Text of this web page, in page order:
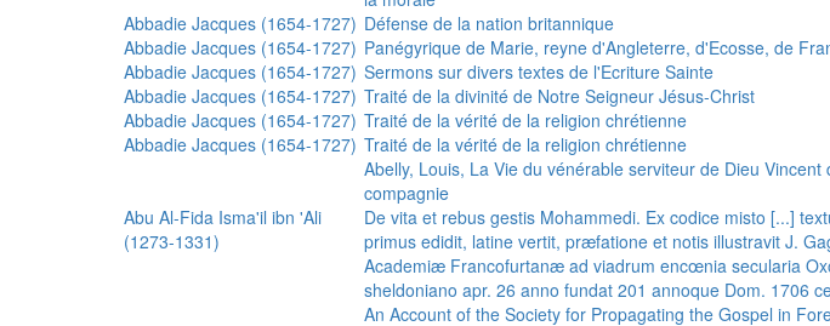
Abbadie Jacques (1654-1727) Défense de la nation britannique
Abbadie Jacques (1654-1727) Panégyrique de Marie, reyne d'Angleterre, d'Ecosse, de
Abbadie Jacques (1654-1727) Sermons sur divers textes de l'Ecriture Sainte
Abbadie Jacques (1654-1727) Traité de la divinité de Notre Seigneur Jésus-Christ
Abbadie Jacques (1654-1727) Traité de la vérité de la religion chrétienne
Abbadie Jacques (1654-1727) Traité de la vérité de la religion chrétienne
Abelly, Louis, La Vie du vénérable serviteur de Dieu Vincent
compagnie
Abu Al-Fida Isma'il ibn 'Ali
(1273-1331)
De vita et rebus gestis Mohammedi. Ex codice misto [...]
primus edidit, latine vertit, præfatione et notis illustravit J.
Academiæ Francofurtanæ ad viadrum encœnia secularia
sheldoniano apr. 26 anno fundat 201 annoque Dom. 1706
An Account of the Society for Propagating the Gospel in